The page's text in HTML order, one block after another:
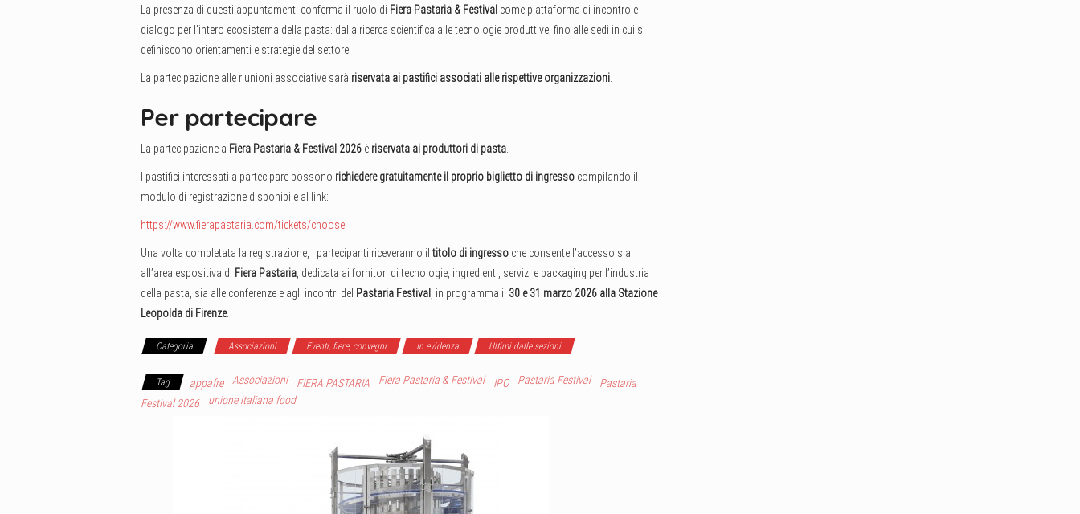
La presenza di questi appuntamenti conferma il ruolo di Fiera Pastaria & Festival come piattaforma di incontro e
dialogo per l’intero ecosistema della pasta: dalla ricerca scientifica alle tecnologie produttive, fino alle sedi in cui si
definiscono orientamenti e strategie del settore.
La partecipazione alle riunioni associative sarà riservata ai pastifici associati alle rispettive organizzazioni
Per partecipare
La partecipazione a Fiera Pastaria & Festival 2026 è riservata ai produttori di pasta
I pastifici interessati a partecipare possono richiedere gratuitamente il proprio biglietto di ingresso compilando il
modulo di registrazione disponibile al link:
https://www.fierapastaria.com/tickets/choose
Una volta completata la registrazione, i partecipanti riceveranno il titolo di ingresso che consente l’accesso sia
all’area espositiva di Fiera Pastaria , dedicata ai fornitori di tecnologie, ingredienti, servizi e packaging per l’industria
della pasta, sia alle conferenze e agli incontri del Pastaria Festival , in programma il 30 e 31 marzo 2026 alla Stazione
Leopolda di Firenze.
Categoria Associazioni Eventi, fiere, convegni In evidenza Ultimi dalle sezioni
Tag appafre Associazioni FIERA PASTARIA Fiera Pastaria & Festival IPO Pastaria Festival
Pastaria
Festival 2026
unione italiana food